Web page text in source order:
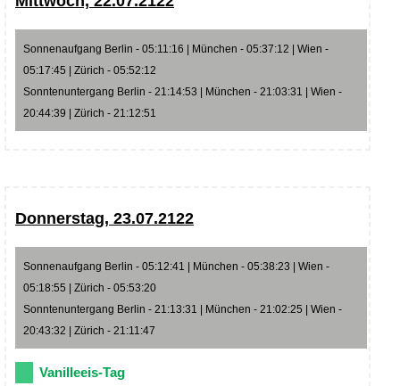
Sonnenaufgang Berlin - 05:11:16 | München - 05:37:12 | Wien -
05:17:45 | Zürich - 05:52:12
Sonntenuntergang Berlin - 21:14:53 | München - 21:03:31 | Wien -
20:44:39 | Zürich - 21:12:51
Donnerstag, 23.07.2122
Sonnenaufgang Berlin - 05:12:41 | München - 05:38:23 | Wien -
05:18:55 | Zürich - 05:53:20
Sonntenuntergang Berlin - 21:13:31 | München - 21:02:25 | Wien -
20:43:32 | Zürich - 21:11:47
Vanilleeis-Tag